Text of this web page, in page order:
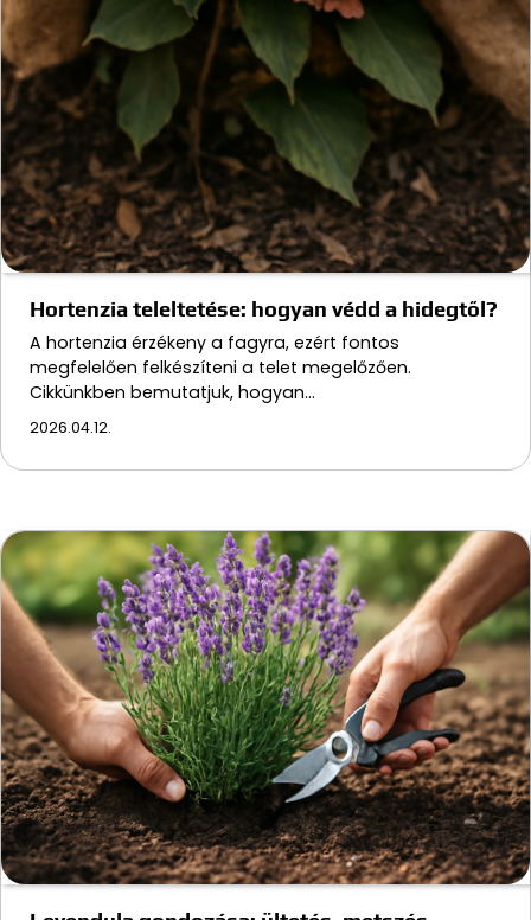
Hortenzia teleltetése: hogyan védd a hidegtől?
A hortenzia érzékeny a fagyra, ezért fontos
megfelelően felkészíteni a telet megelőzően.
Cikkünkben bemutatjuk, hogyan…
2026.04.12.